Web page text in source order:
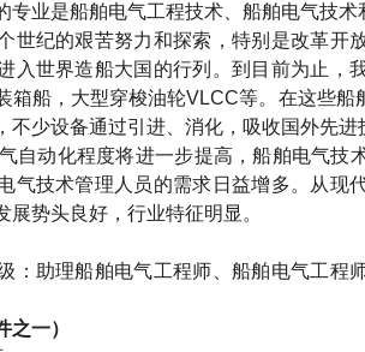
专业是船舶电气工程技术、船舶电气技术
世纪的艰苦努力和探索，特别是改革开
入世界造船大国的行列。到目前为止，
箱船，大型穿梭油轮VLCC等。在这些船
不少设备通过引进、消化，吸收国外先进
自动化程度将进一步提高，船舶电气技
气技术管理人员的需求日益增多。从现
势头良好，行业特征明显。
：助理船舶电气工程师、船舶电气工程
一）